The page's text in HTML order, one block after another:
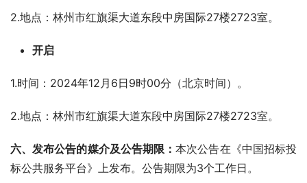
2.地点：林州市红旗渠大道东段中房国际27楼2723室。
开启
1.时间：2024年12月6日9时00分（北京时间）。
2.地点：林州市红旗渠大道东段中房国际27楼2723室。
六、发布公告的媒介及公告期限：本次公告在《中国招标投
标公共服务平台》上发布。公告期限为3个工作日。